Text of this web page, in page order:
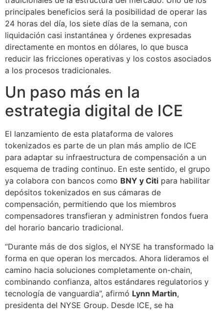
principales beneficios será la posibilidad de operar las
24 horas del día, los siete días de la semana, con
liquidación casi instantánea y órdenes expresadas
directamente en montos en dólares, lo que busca
reducir las fricciones operativas y los costos asociados
a los procesos tradicionales.
Un paso más en la
estrategia digital de ICE
El lanzamiento de esta plataforma de valores
tokenizados es parte de un plan más amplio de ICE
para adaptar su infraestructura de compensación a un
esquema de trading continuo. En este sentido, el grupo
ya colabora con bancos como BNY y Citi para habilitar
depósitos tokenizados en sus cámaras de
compensación, permitiendo que los miembros
compensadores transfieran y administren fondos fuera
del horario bancario tradicional.
“Durante más de dos siglos, el NYSE ha transformado la
forma en que operan los mercados. Ahora lideramos el
camino hacia soluciones completamente on-chain,
combinando confianza, altos estándares regulatorios y
tecnología de vanguardia”, afirmó Lynn Martin,
presidenta del NYSE Group. Desde ICE, se ha